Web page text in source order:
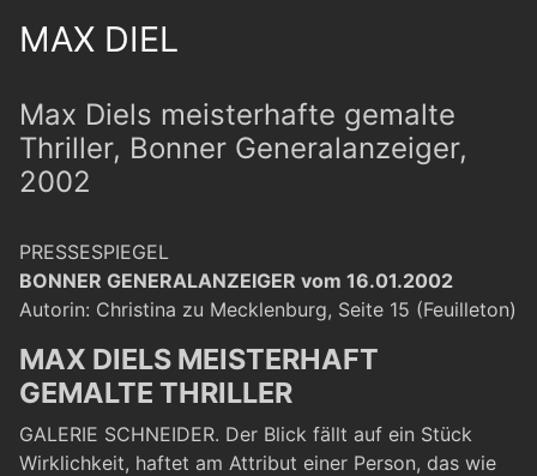
MAX DIEL
Max Diels meisterhafte gemalte
Thriller, Bonner Generalanzeiger,
2002
PRESSESPIEGEL
BONNER GENERALANZEIGER vom 16.01.2002
Autorin: Christina zu Mecklenburg, Seite 15 (Feuilleton)
MAX DIELS MEISTERHAFT
GEMALTE THRILLER
GALERIE SCHNEIDER. Der Blick fällt auf ein Stück
Wirklichkeit, haftet am Attribut einer Person, das wie